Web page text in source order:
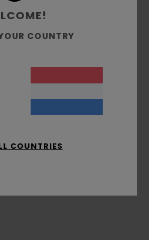
borst
50% gerecycled
COUNTRY
COUNTRIES